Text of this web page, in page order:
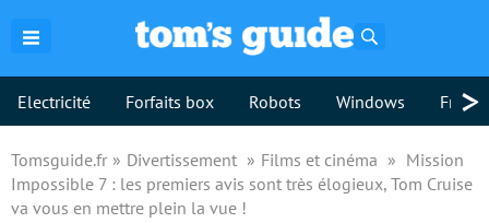
Electricité Forfaits box Robots Windows >
Tomsguide.fr Divertissement Films et cinéma
Mission
Impossible 7 : les premiers avis sont très élogieux, Tom Cruise
va vous en mettre plein la vue !